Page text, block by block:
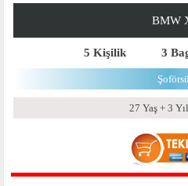
BMW
5 Kişilik 3
27 Yaş + 3